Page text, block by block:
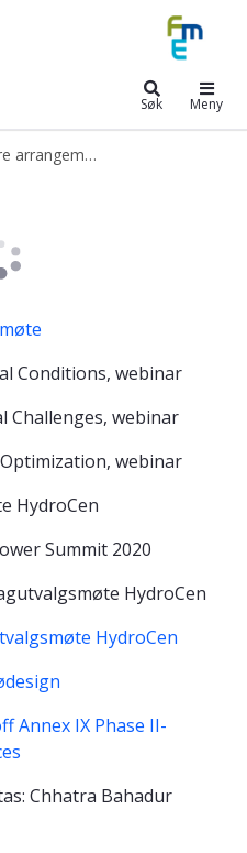
Søk Meny
Tidligere arrangementer i HydroCen
i HydroCen
Conditions, webinar
Challenges, webinar
webinar
HydroCen
Summit 2020
HydroCen
HydroCen
Annex IX Phase II-
Chhatra Bahadur